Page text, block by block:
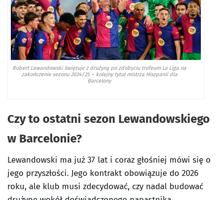
Robert Lewandowski świętuje z drużyną po zdobyciu trofeum La Liga na
zakończenie sezonu 2024/25 – kolejny tytuł mistrza Hiszpanii dla
Barcelony
Czy to ostatni sezon Lewandowskiego
w Barcelonie?
Lewandowski ma już 37 lat i coraz głośniej mówi się o
jego przyszłości. Jego kontrakt obowiązuje do 2026
roku, ale klub musi zdecydować, czy nadal budować